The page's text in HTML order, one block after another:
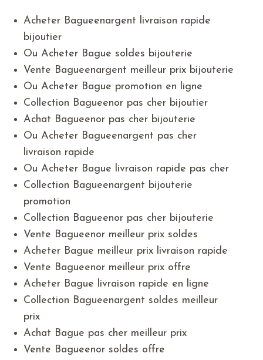
Acheter Bagueenargent livraison rapide
bijoutier
Ou Acheter Bague soldes bijouterie
Vente Bagueenargent meilleur prix bijouterie
Ou Acheter Bague promotion en ligne
Collection Bagueenor pas cher bijoutier
Achat Bagueenor pas cher bijouterie
Ou Acheter Bagueenargent pas cher
livraison rapide
Ou Acheter Bague livraison rapide pas cher
Collection Bagueenargent bijouterie
promotion
Collection Bagueenor pas cher bijouterie
Vente Bagueenor meilleur prix soldes
Acheter Bague meilleur prix livraison rapide
Vente Bagueenor meilleur prix offre
Acheter Bague livraison rapide en ligne
Collection Bagueenargent soldes meilleur
prix
Achat Bague pas cher meilleur prix
Vente Bagueenor soldes offre